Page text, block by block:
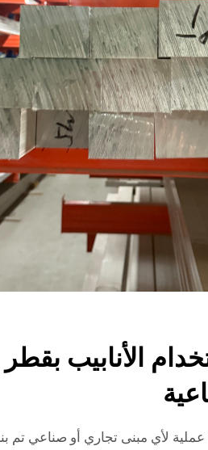
مقاس 1 بوصة عملية لأي مبنى تجاري أو صناعي